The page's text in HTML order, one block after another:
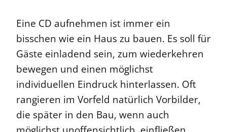
Eine CD aufnehmen ist immer ein
bisschen wie ein Haus zu bauen. Es soll für
Gäste einladend sein, zum wiederkehren
bewegen und einen möglichst
individuellen Eindruck hinterlassen. Oft
rangieren im Vorfeld natürlich Vorbilder,
die später in den Bau, wenn auch